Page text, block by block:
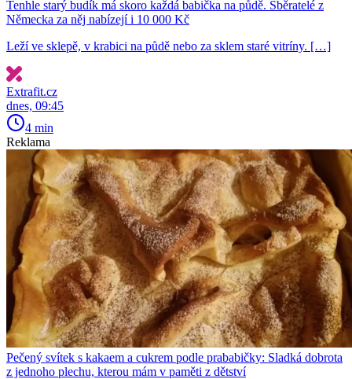
Tenhle starý budík má skoro každá babička na půdě. Sběratelé z
Německa za něj nabízejí i 10 000 Kč
Leží ve sklepě, v krabici na půdě nebo za sklem staré vitríny. […]
Extrafit.cz
dnes, 09:45
4 min
Reklama
Pečený svítek s kakaem a cukrem podle prababičky: Sladká dobrota
z jednoho plechu, kterou mám v paměti z dětství